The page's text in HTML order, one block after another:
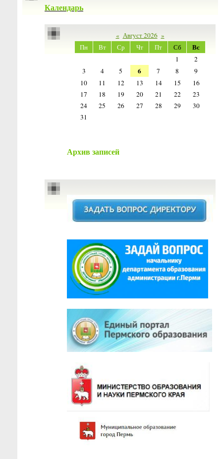
Календарь
« Август 2026 »
Пн
Вт Ср Чт Пт Сб Вс
1
2
3
4 5 6 7 8
9
10
11 12 13 14 15
16
17
18 19 20 21 22
23
24
25 26 27 28 29
30
31
Архив записей